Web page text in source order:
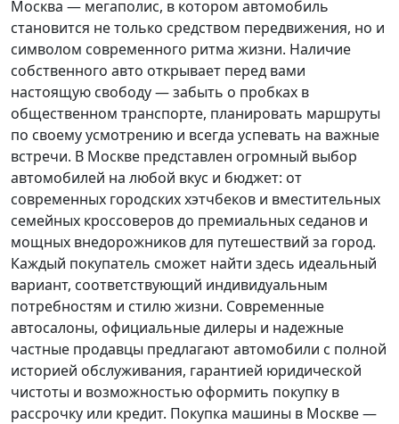
Москва — мегаполис, в котором автомобиль
становится не только средством передвижения, но и
символом современного ритма жизни. Наличие
собственного авто открывает перед вами
настоящую свободу — забыть о пробках в
общественном транспорте, планировать маршруты
по своему усмотрению и всегда успевать на важные
встречи. В Москве представлен огромный выбор
автомобилей на любой вкус и бюджет: от
современных городских хэтчбеков и вместительных
семейных кроссоверов до премиальных седанов и
мощных внедорожников для путешествий за город.
Каждый покупатель сможет найти здесь идеальный
вариант, соответствующий индивидуальным
потребностям и стилю жизни. Современные
автосалоны, официальные дилеры и надежные
частные продавцы предлагают автомобили с полной
историей обслуживания, гарантией юридической
чистоты и возможностью оформить покупку в
рассрочку или кредит. Покупка машины в Москве —